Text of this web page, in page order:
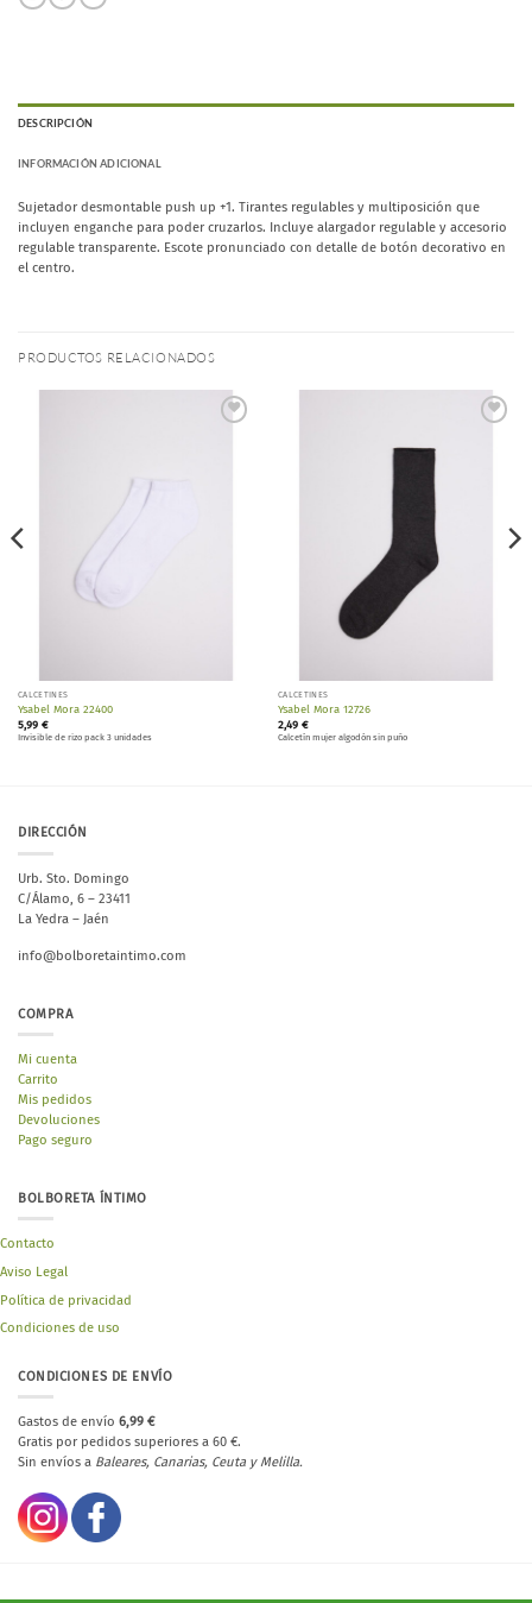
DESCRIPCIÓN
INFORMACIÓN ADICIONAL
Sujetador desmontable push up +1. Tirantes regulables y multiposición que
incluyen enganche para poder cruzarlos. Incluye alargador regulable y accesorio
regulable transparente. Escote pronunciado con detalle de botón decorativo en
el centro.
PRODUCTOS RELACIONADOS
CALCETINES
Ysabel Mora 22400
5,99 €
Invisible de rizo pack 3 unidades
CALCETINES
Ysabel Mora 12726
2,49 €
Calcetín mujer algodón sin puño
DIRECCIÓN
Urb. Sto. Domingo
C/Álamo, 6 – 23411
La Yedra – Jaén
info@bolboretaintimo.com
COMPRA
Mi cuenta
Carrito
Mis pedidos
Devoluciones
Pago seguro
BOLBORETA ÍNTIMO
Contacto
Aviso Legal
Política de privacidad
Condiciones de uso
CONDICIONES DE ENVÍO
Gastos de envío 6,99 €
Gratis por pedidos superiores a 60 €.
Sin envíos a Baleares, Canarias, Ceuta y Melilla.